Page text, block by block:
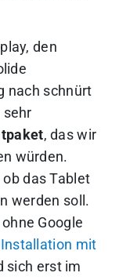
den
nach schnürt
sehr
, das wir
würden.
das Tablet
werden soll.
Google
mit
sich erst im